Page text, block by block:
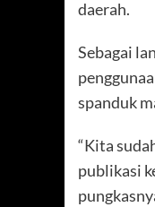
daerah.
Sebagai
spanduk
“Kita
publikasi